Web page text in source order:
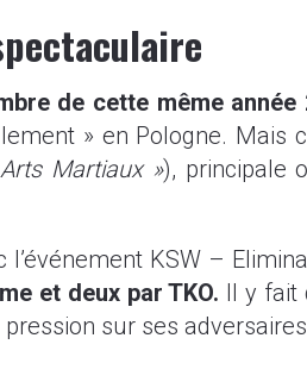
de cette même
» en Pologne.
Martiaux »), principale
KSW –
et deux par TKO. Il y fait
sur ses